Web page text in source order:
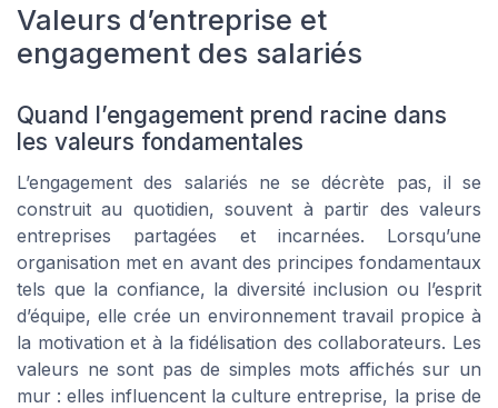
Valeurs d’entreprise et
engagement des salariés
Quand l’engagement prend racine dans
les valeurs fondamentales
L’engagement des salariés ne se décrète pas, il se
construit au quotidien, souvent à partir des valeurs
entreprises partagées et incarnées. Lorsqu’une
organisation met en avant des principes fondamentaux
tels que la confiance, la diversité inclusion ou l’esprit
d’équipe, elle crée un environnement travail propice à
la motivation et à la fidélisation des collaborateurs. Les
valeurs ne sont pas de simples mots affichés sur un
mur : elles influencent la culture entreprise, la prise de